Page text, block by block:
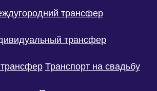
трансфер
трансфер
Транспорт на свадьбу